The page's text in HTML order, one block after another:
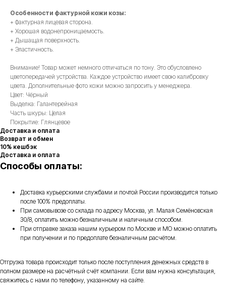
Особенности фактурной кожи козы:
+ Фактурная лицевая сторона.
+ Хорошая водонепроницаемость.
+ Дышащая поверхность.
+ Эластичность.
Внимание! Товар может немного отличаться по тону. Это обусловлено
цветопередачей устройства. Каждое устройство имеет свою калибровку
цвета. Дополнительные фото кожи можно запросить у менеджера.
Цвет: Чёрный
Выделка: Галантерейная
Часть шкуры: Целая
Покрытие: Глянцевое
Доставка и оплата
Возврат и обмен
10% кешбэк
Доставка и оплата
Способы оплаты:
Доставка курьерскими службами и почтой России производится только
после 100% предоплаты.
При самовывозе со склада по адресу Москва, ул. Малая Семёновская
30/8, оплатить можно безналичным и наличным способом.
При отправке заказа нашим курьером по Москве и МО можно оплатить
при получении и по предоплате безналичным расчётом.
Отгрузка товара происходит только после поступления денежных средств в
полном размере на расчётный счёт компании. Если вам нужна консультация,
свяжитесь с нами по телефону, указанному на сайте.